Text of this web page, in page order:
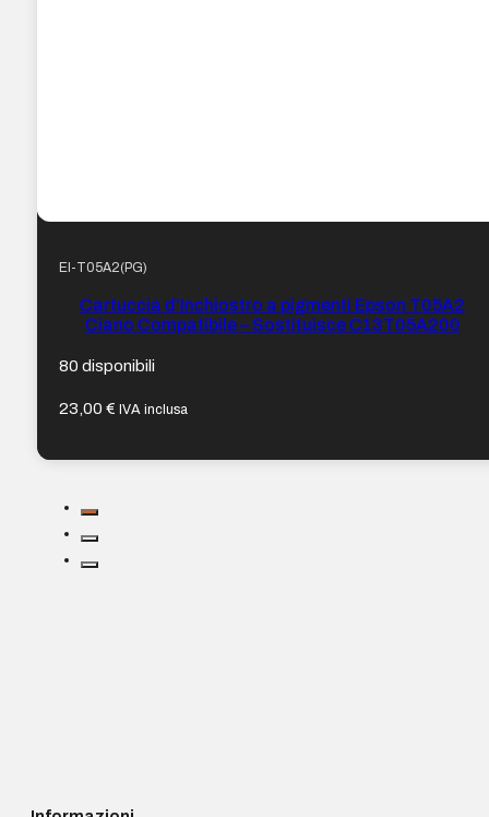
EI-T05A2(PG)
Cartuccia d’Inchiostro a pigmenti Epson T05A2
Ciano Compatibile – Sostituisce C13T05A200
80 disponibili
23,00€ IVA inclusa